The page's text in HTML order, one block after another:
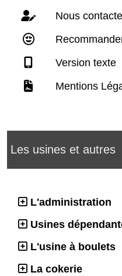
Nous
Version texte
Mentions
Les usines et autres
L'administration
Usines
L'usine à boulets
La cokerie